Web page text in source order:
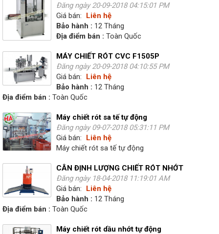
Đăng ngày 20-09-2018 04:15:01 PM
Giá bán:
Liên hệ
Bảo hành : 12 Tháng
Địa điểm bán : Toàn Quốc
MÁY CHIẾT RÓT CVC F1505P
Đăng ngày 20-09-2018 04:10:55 PM
Giá bán:
Liên hệ
Bảo hành : 12 Tháng
Địa điểm bán : Toàn Quốc
Máy chiết rót sa tế tự động
Đăng ngày 09-07-2018 05:31:11 PM
Giá bán:
Liên hệ
Máy chiết rót sa tế tự động
CÂN ĐỊNH LƯỢNG CHIẾT RÓT NHỚT
Đăng ngày 18-04-2018 11:19:01 AM
Giá bán:
Liên hệ
Bảo hành : 12 Tháng
Địa điểm bán : Toàn Quốc
Máy chiết rót dầu nhớt tự động